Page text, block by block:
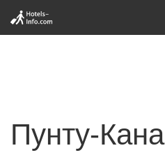
Пунту-Кана